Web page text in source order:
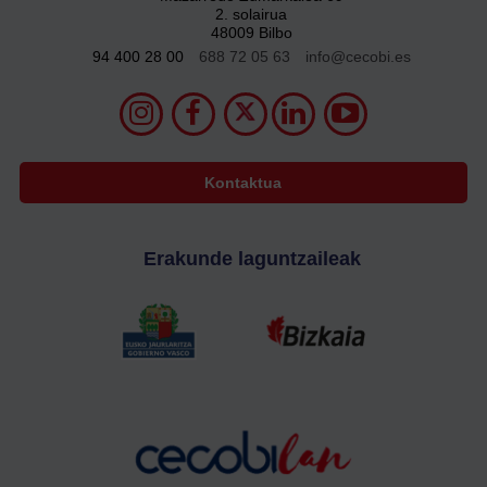
2. solairua
48009 Bilbo
94 400 28 00
688 72 05 63 info@cecobi.es
Kontaktua
Erakunde laguntzaileak